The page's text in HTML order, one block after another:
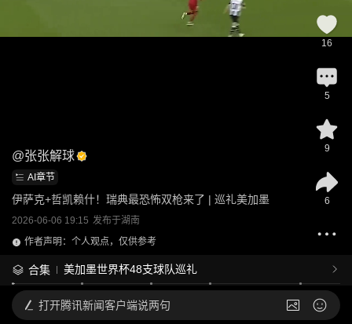
@张张解球
AI章节
伊萨克+哲凯赖什！瑞典最恐怖双枪来了 | 巡礼美加墨
2026-06-06 19:15 发布于湖南
作者声明：个人观点，仅供参考
合集 美加墨世界杯48支球队巡礼
16
5
9
6
打开腾讯新闻客户端说两句